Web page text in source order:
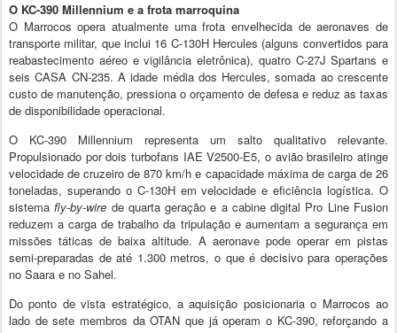
O KC-390 Millennium e a frota marroquina
O Marrocos opera atualmente uma frota envelhecida de aeronaves de
transporte militar, que inclui 16 C-130H Hercules (alguns convertidos para
reabastecimento aéreo e vigilância eletrônica), quatro C-27J Spartans e
seis CASA CN-235. A idade média dos Hercules, somada ao crescente
custo de manutenção, pressiona o orçamento de defesa e reduz as taxas
de disponibilidade operacional.
O KC-390 Millennium representa um salto qualitativo relevante.
Propulsionado por dois turbofans IAE V2500-E5, o avião brasileiro atinge
velocidade de cruzeiro de 870 km/h e capacidade máxima de carga de 26
toneladas, superando o C-130H em velocidade e eficiência logística. O
sistemafly-by-wire de quarta geração e a cabine digital Pro Line Fusion
reduzem a carga de trabalho da tripulação e aumentam a segurança em
missões táticas de baixa altitude. A aeronave pode operar em pistas
semi-preparadas de até 1.300 metros, o que é decisivo para operações
no Saara e no Sahel.
Do ponto de vista estratégico, a aquisição posicionaria o Marrocos ao
lado de sete membros da OTAN que já operam o KC-390, reforçando a